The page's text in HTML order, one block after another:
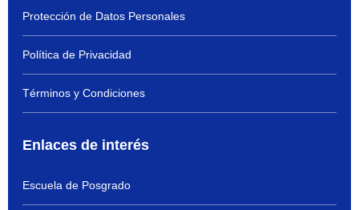
Protección de Datos Personales
Política de Privacidad
Términos y Condiciones
Enlaces de interés
Escuela de Posgrado